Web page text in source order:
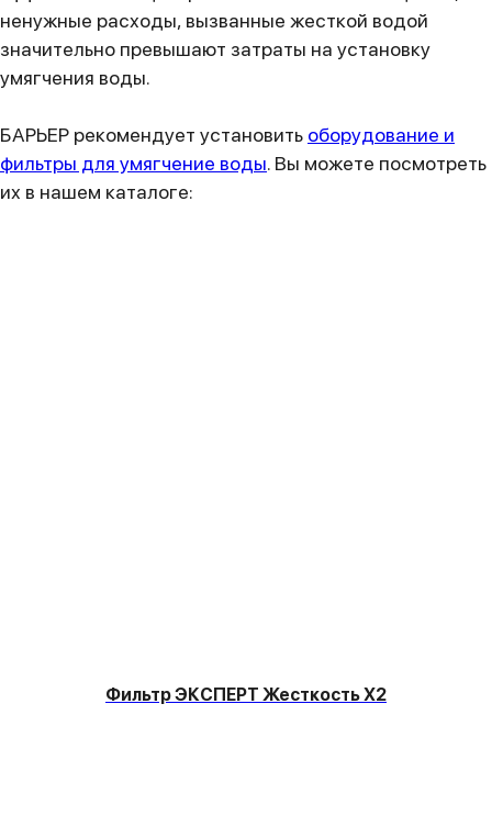
ненужные расходы, вызванные жесткой водой
значительно превышают затраты на установку
умягчения воды.
БАРЬЕР рекомендует установить оборудование и
фильтры для умягчение воды. Вы можете посмотреть
их в нашем каталоге:
Фильтр ЭКСПЕРТ Жесткость Х2